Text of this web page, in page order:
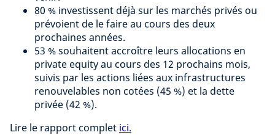
80 % investissent déjà sur les marchés privés ou
prévoient de le faire au cours des deux
prochaines années.
53 % souhaitent accroître leurs allocations en
private equity au cours des 12 prochains mois,
suivis par les actions liées aux infrastructures
renouvelables non cotées (45 %) et la dette
privée (42 %).
Lire le rapport complet ici.